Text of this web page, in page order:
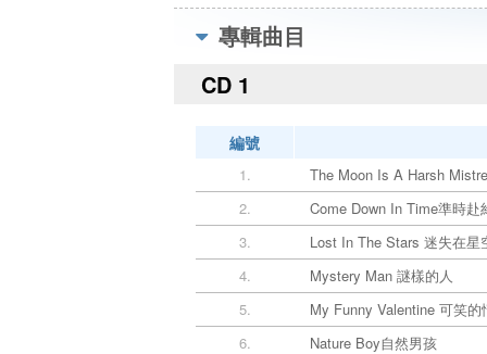
專輯曲目
CD 1
編號
1.
The Moon Is A Harsh
2.
Come Down In Time準時赴
3.
Lost In The Stars 迷失在星
4.
Mystery Man 謎樣的人
5.
My Funny Valentine 可笑的
6.
Nature Boy自然男孩